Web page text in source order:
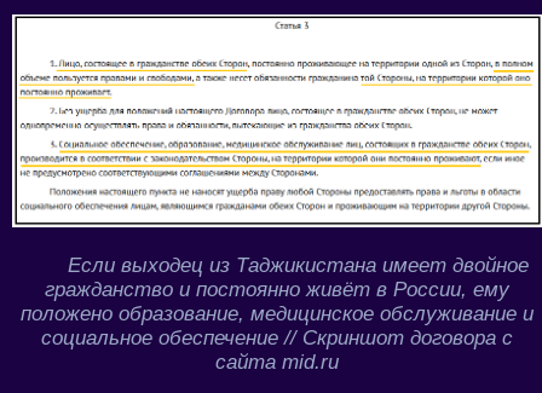
Если выходец из Таджикистана имеет двойное
гражданство и постоянно живёт в России, ему
положено образование, медицинское обслуживание и
социальное обеспечение // Скриншот договора с
сайта mid.ru